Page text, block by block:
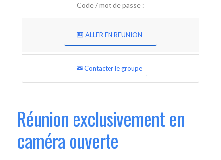
Code / mot de passe :
ALLER EN REUNION
Contacter le groupe
Réunion exclusivement en
caméra ouverte